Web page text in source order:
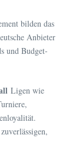
bilden das
Anbieter
und Budget-
Ligen wie